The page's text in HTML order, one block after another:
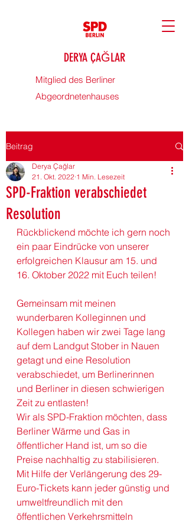
DERYA ÇAĞLAR
Mitglied des Berliner
Abgeordnetenhauses
Beitrag
SPD-Fraktion verabschiedet
Resolution
Derya Çağlar
21. Okt. 2022 1 Min. Lesezeit
Rückblickend möchte ich gern noch
ein paar Eindrücke von unserer
erfolgreichen Klausur am 15. und
16. Oktober 2022 mit Euch teilen!
Gemeinsam mit meinen
wunderbaren Kolleginnen und
Kollegen haben wir zwei Tage lang
auf dem Landgut Stober in Nauen
getagt und eine Resolution
verabschiedet, um Berlinerinnen
und Berliner in diesen schwierigen
Zeit zu entlasten!
Wir als SPD-Fraktion möchten, dass
Berliner Wärme und Gas in
öffentlicher Hand ist, um so die
Preise nachhaltig zu stabilisieren.
Mit Hilfe der Verlängerung des 29-
Euro-Tickets kann jeder günstig und
umweltfreundlich mit den
öffentlichen Verkehrsmitteln